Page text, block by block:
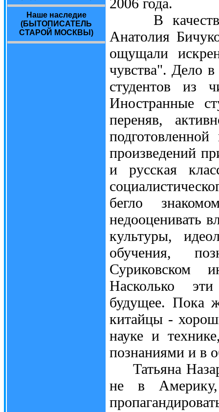
Наше наследие
(БЫТОПИСАТЕЛЬ
СТАРОЙ МОСКВЫ)
В качестве
Анатолия
ощущали
чувства". Дело
студентов из
Иностранные
переняв,
произведений
и русская
бегло
недооценивать
культуры,
обучения,
Суриковском
Насколько
будущее. Пока
китайцы -
науке и
познаниями и в
Татьяна
не в